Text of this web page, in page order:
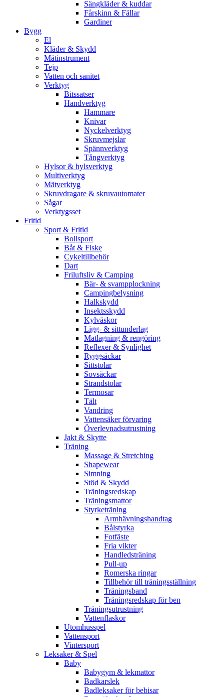
Sängkläder & kuddar
Fårskinn & Fällar
Gardiner
Bygg
El
Kläder & Skydd
Mätinstrument
Tejp
Vatten och sanitet
Verktyg
Bitssatser
Handverktyg
Hammare
Knivar
Nyckelverktyg
Skruvmejslar
Spännverktyg
Tångverktyg
Hylsor & hylsverktyg
Multiverktyg
Mätverktyg
Skruvdragare & skruvautomater
Sågar
Verktygsset
Fritid
Sport & Fritid
Bollsport
Båt & Fiske
Cykeltillbehör
Dart
Friluftsliv & Camping
Bär- & svampplockning
Campingbelysning
Halkskydd
Insektsskydd
Kylväskor
Ligg- & sittunderlag
Matlagning & rengöring
Reflexer & Synlighet
Ryggsäckar
Sittstolar
Sovsäckar
Strandstolar
Termosar
Tält
Vandring
Vattensäker förvaring
Överlevnadsutrustning
Jakt & Skytte
Träning
Massage & Stretching
Shapewear
Simning
Stöd & Skydd
Träningsredskap
Träningsmattor
Styrketräning
Armhävningshandtag
Bålstyrka
Fotfäste
Fria vikter
Handledsträning
Pull-up
Romerska ringar
Tillbehör till träningsställning
Träningsband
Träningsredskap för ben
Träningsutrustning
Vattenflaskor
Utomhusspel
Vattensport
Vintersport
Leksaker & Spel
Baby
Babygym & lekmattor
Badkarslek
Badleksaker för bebisar